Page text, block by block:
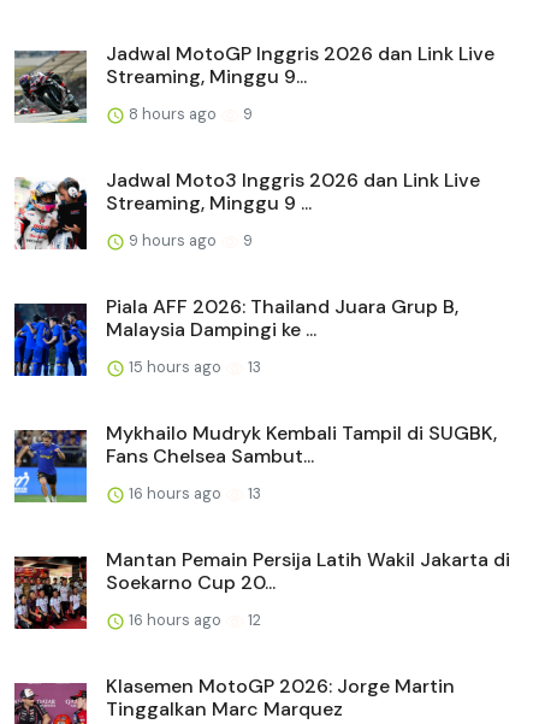
Jadwal MotoGP Inggris 2026 dan Link Live
Streaming, Minggu 9...
8 hours ago 9
Jadwal Moto3 Inggris 2026 dan Link Live
Streaming, Minggu 9 ...
9 hours ago 9
Piala AFF 2026: Thailand Juara Grup B,
Malaysia Dampingi ke ...
15 hours ago 13
Mykhailo Mudryk Kembali Tampil di SUGBK,
Fans Chelsea Sambut...
16 hours ago 13
Mantan Pemain Persija Latih Wakil Jakarta di
Soekarno Cup 20...
16 hours ago 12
Klasemen MotoGP 2026: Jorge Martin
Tinggalkan Marc Marquez